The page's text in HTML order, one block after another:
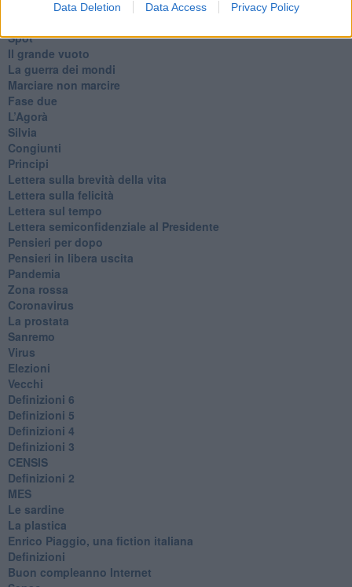
Data Deletion Data Access Privacy Policy
Spot
​Il grande vuoto
​La guerra dei mondi
Marciare non marcire
Fase due
L’Agorà
Silvia
Congiunti
Principi
​Lettera sulla brevità della vita
​Lettera sulla felicità
​Lettera sul tempo
Lettera semiconfidenziale al Presidente
Pensieri per dopo
​Pensieri in libera uscita
Pandemia
Zona rossa
Coronavirus
La prostata
Sanremo
Virus
Elezioni
Vecchi
Definizioni 6
Definizioni 5
Definizioni 4
Definizioni 3
CENSIS
​Definizioni 2
MES
Le sardine
La plastica
​Enrico Piaggio, una fiction italiana
Definizioni
​Buon compleanno Internet